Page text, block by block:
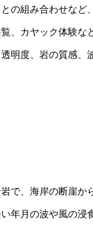
の組み合わせなど
、カヤック体験な
明度、岩の質感、
で、海岸の断崖か
年月の波や風の浸